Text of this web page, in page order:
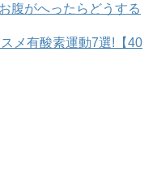
腹がへったらどうする
メ有酸素運動7選!【40